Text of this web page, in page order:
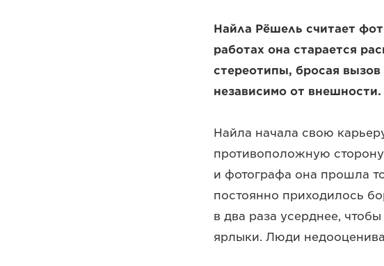
Найла Рёшель считает
работах она старается
стереотипы, бросая
независимо от внешности.
Найла начала свою
противоположную
и фотографа она прошла
постоянно приходилось
в два раза усерднее,
ярлыки. Люди